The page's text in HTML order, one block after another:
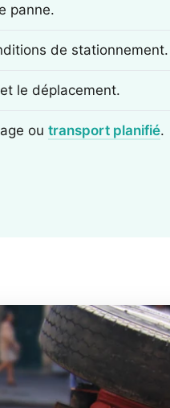
panne.
de stationnement.
le déplacement.
ou transport planifié.